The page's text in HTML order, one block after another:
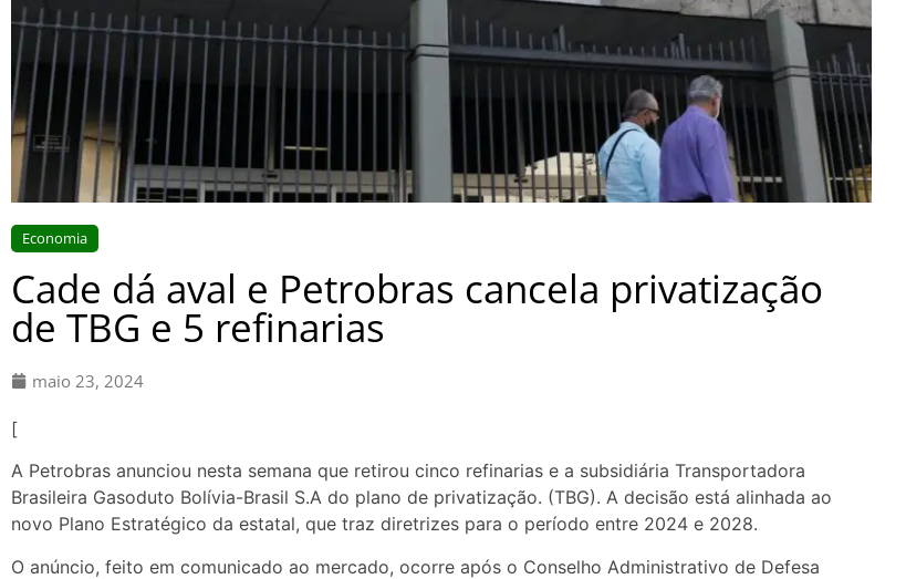
Economia
Cade dá aval e Petrobras cancela privatização
de TBG e 5 refinarias
maio 23, 2024
[
A Petrobras anunciou nesta semana que retirou cinco refinarias e a subsidiária Transportadora
Brasileira Gasoduto Bolívia-Brasil S.A do plano de privatização. (TBG). A decisão está alinhada ao
novo Plano Estratégico da estatal, que traz diretrizes para o período entre 2024 e 2028.
O anúncio, feito em comunicado ao mercado, ocorre após o Conselho Administrativo de Defesa